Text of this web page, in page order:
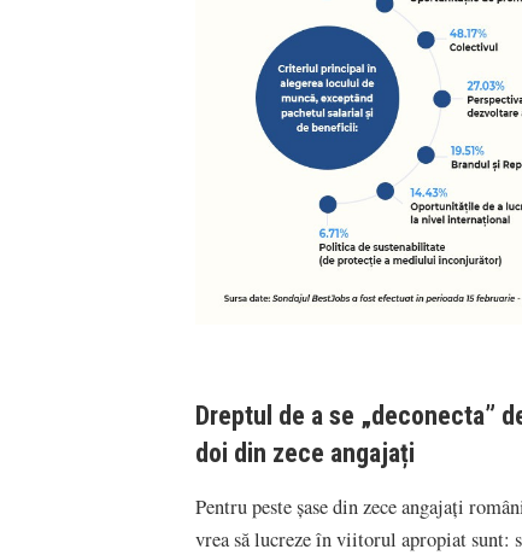
Dreptul de a se „deconecta”
doi din zece angajați
Pentru peste șase din zece angajați
vrea să lucreze în viitorul apropiat sunt: